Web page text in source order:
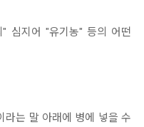
심지어 "유기농" 등의 어떤
라는 말 아래에 병에 넣을 수